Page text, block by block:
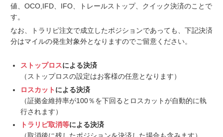
値、OCO,IFD、IFO、トレールストップ、クイック決済のことで
す。
なお、トラリピ注文で成立したポジションであっても、下記決済
分はマイルの発生対象外となりますのでご留意ください。
ストップロスによる決済
（ストップロスの設定はお客様の任意となります）
ロスカット による決済
（証拠金維持率が100％を下回るとロスカットが自動的に執
行されます）
トラリピ取消等による決済
（取消後に残したポジションを決済した場合も含みます）